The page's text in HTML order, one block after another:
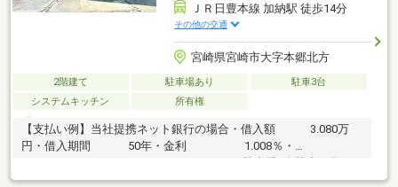
ＪＲ日豊本線 加納駅 徒歩14分
その他の交通
宮崎県宮崎市大字本郷北方
2階建て 駐車場あり
駐車3台
システムキッチン
所有権
【支払い例】当社提携ネット銀行の場合・借入額 3.080万
円・借入期間 50年・金利 1.008％・
月々 65.372円オススメポイント・駐車場4台駐車可能・
豊富な収納スペース・家族との会話も弾むカウンターキッチン・